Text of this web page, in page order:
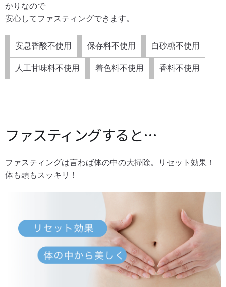
かりなので
安心してファスティングできます。
安息香酸不使用 保存料不使用 白砂糖不使用
人工甘味料不使用 着色料不使用 香料不使用
ファスティングすると…
ファスティングは言わば体の中の大掃除。リセット効果！
体も頭もスッキリ！